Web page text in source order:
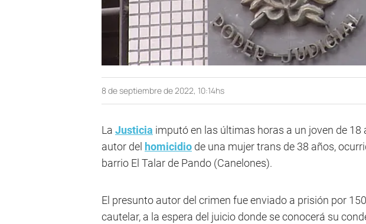
8 de septiembre de 2022, 10:14hs
La Justicia imputó en las últimas horas a un joven de 18
autor del homicidio de una mujer trans de 38 años,
barrio El Talar de Pando (Canelones).
El presunto autor del crimen fue enviado a prisión por
cautelar, a la espera del juicio donde se conocerá su